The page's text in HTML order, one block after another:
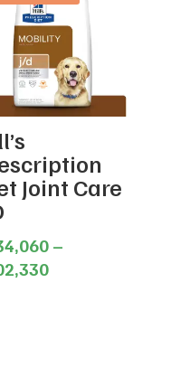
$348,715
Joint Care
–
Price